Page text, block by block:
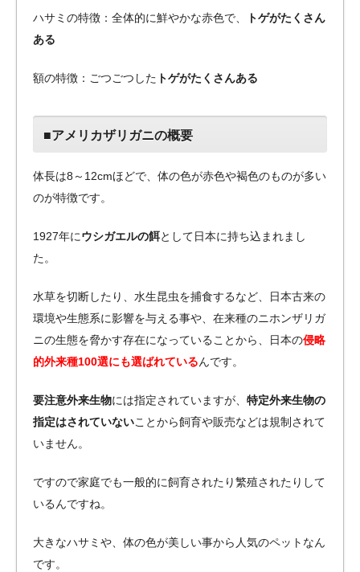
ハサミの特徴：全体的に鮮やかな赤色で、
トゲがたくさん
ある
額の特徴：ごつごつした トゲがたくさんある
■アメリカザリガニの概要
体長は8～12cmほどで、体の色が赤色や褐色のものが多い
のが特徴です。
1927年にウシガエルの餌として日本に持ち込まれまし
た。
水草を切断したり、水生昆虫を捕食するなど、日本古来の
環境や生態系に影響を与える事や、在来種のニホンザリガ
ニの生態を脅かす存在になっていることから、日本の侵略
的外来種100選にも選ばれているんです。
要注意外来生物には指定されていますが、 特定外来生物の
指定はされていないことから飼育や販売などは規制されて
いません。
ですので家庭でも一般的に飼育されたり繁殖されたりして
いるんですね。
大きなハサミや、体の色が美しい事から人気のペットなん
です。